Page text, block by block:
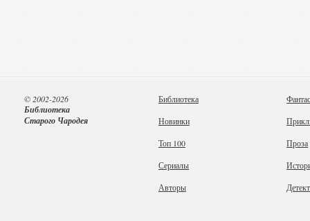
Библиотека
Новинки
Топ 100
Сериалы
Авторы
Проза
© 2002-2026
Библиотека
Старого Чародея